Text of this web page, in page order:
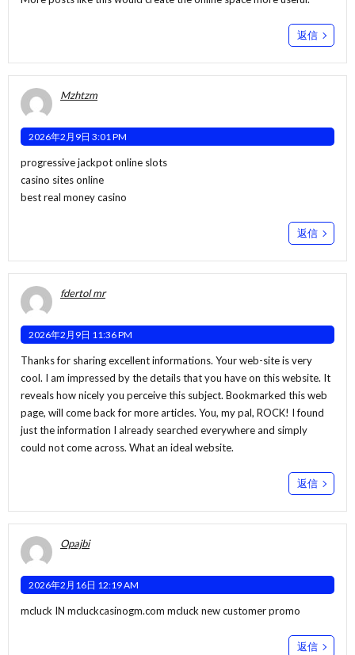
返信
Mzhtzm
2026年2月9日 3:01 PM
progressive jackpot online slots
casino sites online
best real money casino
返信
fdertol mr
2026年2月9日 11:36 PM
Thanks for sharing excellent informations. Your web-site is very
cool. I am impressed by the details that you have on this website. It
reveals how nicely you perceive this subject. Bookmarked this web
page, will come back for more articles. You, my pal, ROCK! I found
just the information I already searched everywhere and simply
could not come across. What an ideal website.
返信
Opajbi
2026年2月16日 12:19 AM
mcluck IN mcluckcasinogm.com mcluck new customer promo
返信